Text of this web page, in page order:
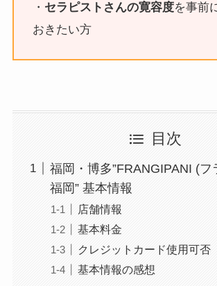
・ セラピストさんの寛容度を事前
おきたい方
目次
福岡・博多”FRANGIPANI (フ
福岡” 基本情報
店舗情報
基本料金
クレジットカード使用可否
基本情報の感想